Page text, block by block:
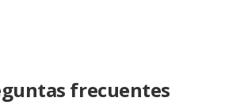
frecuentes